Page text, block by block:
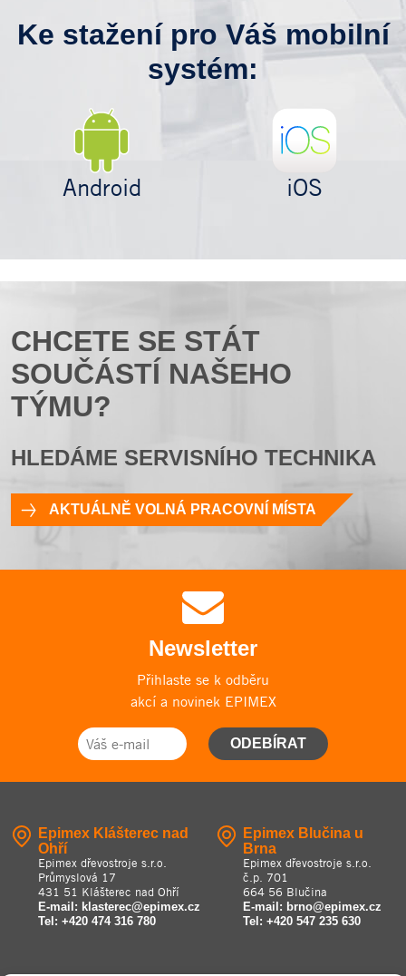
Ke stažení pro Váš mobilní
systém:
Android iOS
CHCETE SE STÁT
SOUČÁSTÍ NAŠEHO
TÝMU?
HLEDÁME SERVISNÍHO TECHNIKA
AKTUÁLNĚ VOLNÁ PRACOVNÍ MÍSTA
Newsletter
Přihlaste se k odběru
akcí a novinek EPIMEX
ODEBÍRAT
Epimex Klášterec nad
Ohří
Epimex dřevostroje s.r.o.
Průmyslová 17
431 51 Klášterec nad Ohří
E-mail: klasterec@epimex.cz
Tel: +420 474 316 780
Epimex Blučina u
Brna
Epimex dřevostroje s.r.o.
č.p. 701
664 56 Blučina
E-mail: brno@epimex.cz
Tel: +420 547 235 630